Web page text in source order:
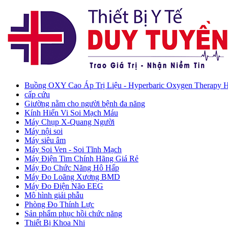
Buồng OXY Cao Áp Trị Liệu - Hyperbaric Oxygen Therapy
cấp cứu
Giường nằm cho người bệnh đa năng
Kính Hiển Vi Soi Mạch Máu
Máy Chụp X-Quang Người
Máy nội soi
Máy siêu âm
Máy Soi Ven - Soi Tĩnh Mạch
Máy Điện Tim Chính Hãng Giá Rẻ
Máy Đo Chức Năng Hô Hấp
Máy Đo Loãng Xương BMD
Máy Đo Điện Não EEG
Mô hình giải phẫu
Phòng Đo Thính Lực
Sản phẩm phục hồi chức năng
Thiết Bị Khoa Nhi